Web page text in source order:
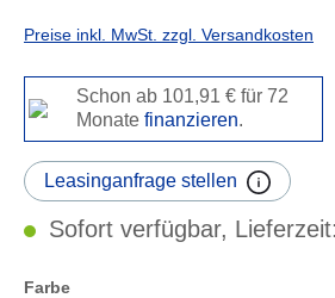
Preise inkl. MwSt. zzgl. Versandkosten
Schon ab 101,91 € für 72
Monatefinanzieren.
Leasinganfrage stellen
Sofort verfügbar,
Farbe
auswählen